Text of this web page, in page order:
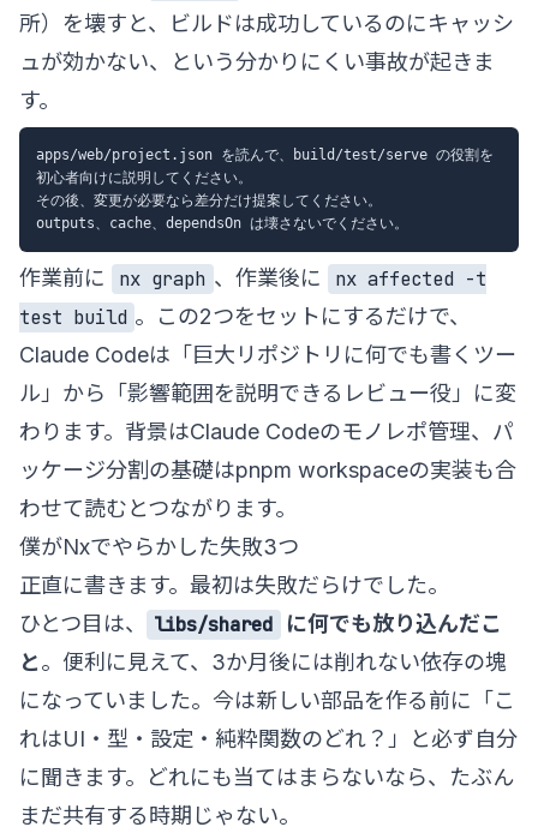
所）を壊すと、ビルドは成功しているのにキャッシ
ュが効かない、という分かりにくい事故が起きま
す。
apps/web/project.json を読んで、build/test/serve の役割を
初心者向けに説明してください。
その後、変更が必要なら差分だけ提案してください。
作業前に nx graph 、作業後に
nx affected -t
test build 。この2つをセットにするだけで、
Claude Codeは「巨大リポジトリに何でも書くツー
ル」から「影響範囲を説明できるレビュー役」に変
わります。背景はClaude Codeのモノレポ管理、パ
ッケージ分割の基礎はpnpm workspaceの実装も合
わせて読むとつながります。
僕がNxでやらかした失敗3つ
正直に書きます。最初は失敗だらけでした。
ひとつ目は、
libs/shared に何でも放り込んだこ
と。便利に見えて、3か月後には削れない依存の塊
になっていました。今は新しい部品を作る前に「こ
れはUI・型・設定・純粋関数のどれ？」と必ず自分
に聞きます。どれにも当てはまらないなら、たぶん
まだ共有する時期じゃない。